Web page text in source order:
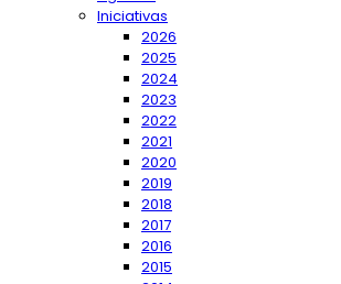
Iniciativas
2026
2025
2024
2023
2022
2021
2020
2019
2018
2017
2016
2015